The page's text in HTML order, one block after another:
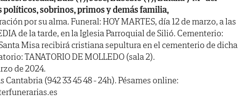
políticos, sobrinos, primos y demás familia,
por su alma. Funeral: HOY MARTES, día 12 de marzo, a las
de la tarde, en la Iglesia Parroquial de Silió. Cementerio:
Misa recibirá cristiana sepultura en el cementerio de dicha
TANATORIO DE MOLLEDO (sala 2).
de 2024.
(942 33 45 48 - 24h). Pésames online: